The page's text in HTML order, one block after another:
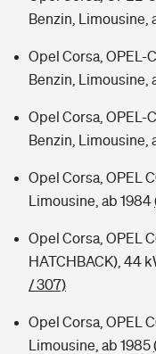
Benzin, Limousine,
Opel Corsa, OPEL-
Benzin, Limousine,
Opel Corsa, OPEL-
Benzin, Limousine,
Opel Corsa, OPEL
Limousine, ab 1984
Opel Corsa, OPEL
HATCHBACK), 44
/ 307)
Opel Corsa, OPEL
Limousine, ab 1985